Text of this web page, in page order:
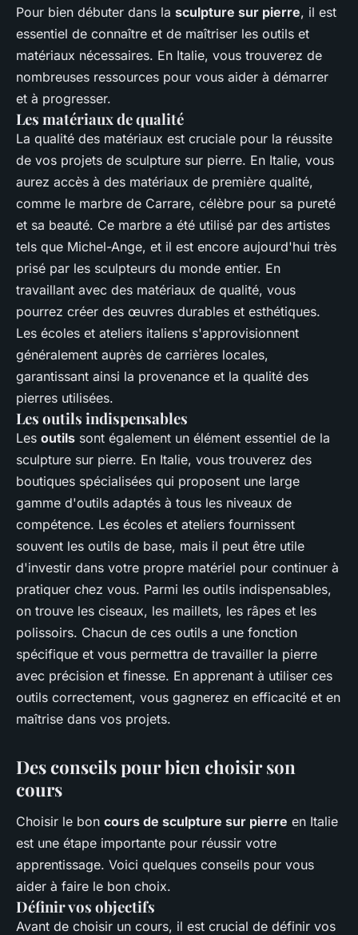
Pour bien débuter dans la sculpture sur pierre, il est
essentiel de connaître et de maîtriser les outils et
matériaux nécessaires. En Italie, vous trouverez de
nombreuses ressources pour vous aider à démarrer
et à progresser.
Les matériaux de qualité
La qualité des matériaux est cruciale pour la réussite
de vos projets de sculpture sur pierre. En Italie, vous
aurez accès à des matériaux de première qualité,
comme le marbre de Carrare, célèbre pour sa pureté
et sa beauté. Ce marbre a été utilisé par des artistes
tels que Michel-Ange, et il est encore aujourd'hui très
prisé par les sculpteurs du monde entier. En
travaillant avec des matériaux de qualité, vous
pourrez créer des œuvres durables et esthétiques.
Les écoles et ateliers italiens s'approvisionnent
généralement auprès de carrières locales,
garantissant ainsi la provenance et la qualité des
pierres utilisées.
Les outils indispensables
Les outils sont également un élément essentiel de la
sculpture sur pierre. En Italie, vous trouverez des
boutiques spécialisées qui proposent une large
gamme d'outils adaptés à tous les niveaux de
compétence. Les écoles et ateliers fournissent
souvent les outils de base, mais il peut être utile
d'investir dans votre propre matériel pour continuer à
pratiquer chez vous. Parmi les outils indispensables,
on trouve les ciseaux, les maillets, les râpes et les
polissoirs. Chacun de ces outils a une fonction
spécifique et vous permettra de travailler la pierre
avec précision et finesse. En apprenant à utiliser ces
outils correctement, vous gagnerez en efficacité et en
maîtrise dans vos projets.
Des conseils pour bien choisir son
cours
Choisir le bon cours de sculpture sur pierre en Italie
est une étape importante pour réussir votre
apprentissage. Voici quelques conseils pour vous
aider à faire le bon choix.
Définir vos objectifs
Avant de choisir un cours, il est crucial de définir vos